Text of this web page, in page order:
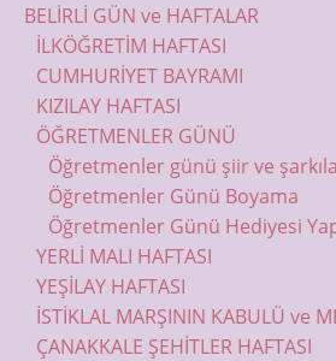
BELİRLİ GÜN ve HAFTALAR
İLKÖĞRETİM HAFTASI
CUMHURİYET BAYRAMI
KIZILAY HAFTASI
ÖĞRETMENLER GÜNÜ
Öğretmenler günü şiir ve
Öğretmenler Günü Boyama
Öğretmenler Günü Hediyesi
YERLİ MALI HAFTASI
YEŞİLAY HAFTASI
İSTİKLAL MARŞININ KABULÜ ve
ÇANAKKALE ŞEHİTLER HAFTASI